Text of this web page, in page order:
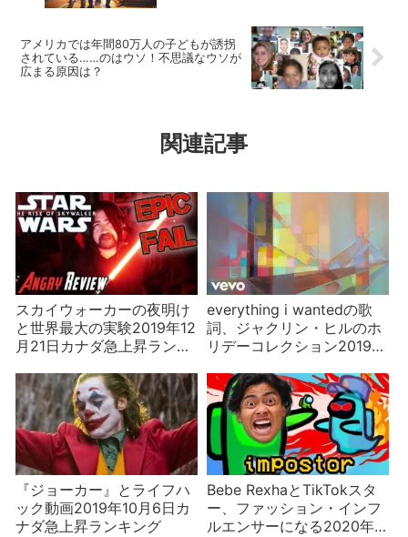
アメリカでは年間80万人の子どもが誘拐
されている……のはウソ！不思議なウソが
広まる原因は？
関連記事
スカイウォーカーの夜明け
と世界最大の実験2019年12
月21日カナダ急上昇ランキ
everything i wantedの歌
詞、ジャクリン・ヒルのホ
リデーコレクション2019年
キング
『ジョーカー』とライフハ
ック動画2019年10月6日カ
ナダ急上昇ランキング
Bebe RexhaとTikTokスタ
ー、ファッション・インフ
ルエンサーになる2020年